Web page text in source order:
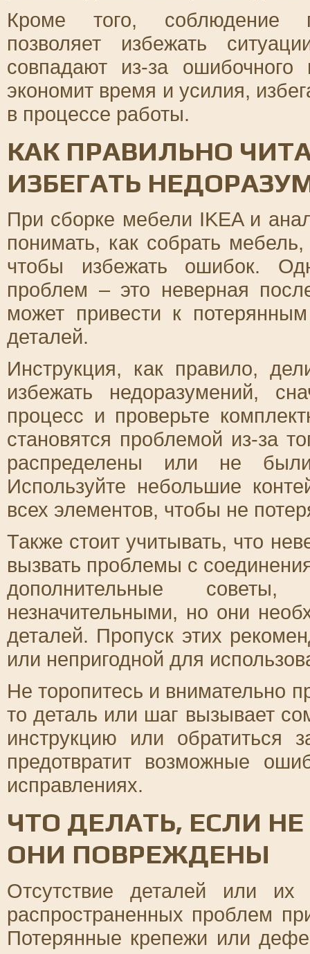
Кроме того, соблюдение
позволяет избежать
совпадают из-за
экономит время и усилия,
в процессе работы.
КАК ПРАВИЛЬНО
ИЗБЕГАТЬ
При сборке мебели IKEA и
понимать, как собрать
чтобы избежать ошибок.
проблем – это неверная
может привести к
деталей.
Инструкция, как правило,
избежать недоразумений,
процесс и проверьте
становятся проблемой из-за
распределены или не
Используйте небольшие
всех элементов, чтобы не
Также стоит учитывать, что
вызвать проблемы с
дополнительные
незначительными, но они
деталей. Пропуск этих
или непригодной для
Не торопитесь и внимательно
то деталь или шаг вызывает
инструкцию или обратиться
предотвратит возможные
исправлениях.
ЧТО ДЕЛАТЬ, ЕСЛИ
ОНИ ПОВРЕЖДЕНЫ
Отсутствие деталей или
распространенных проблем
Потерянные крепежи или